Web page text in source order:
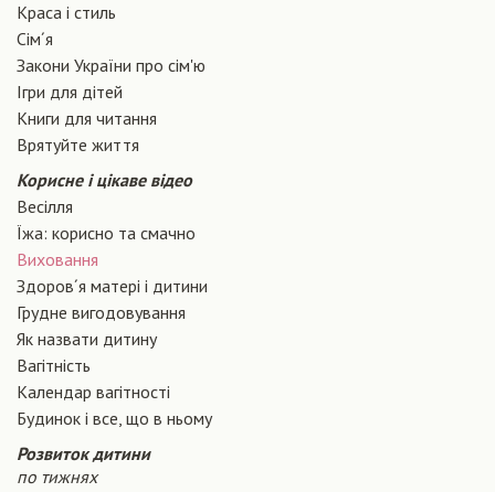
Краса і стиль
Сiм´я
Закони України про сiм'ю
Ігри для дітей
Книги для читання
Врятуйте життя
Корисне і цікаве відео
Весілля
Їжа: корисно та смачно
Виховання
Здоров´я матері і дитини
Грудне вигодовування
Як назвати дитину
Вагiтнiсть
Календар вагітності
Будинок і все, що в ньому
Розвиток дитини
по тижнях